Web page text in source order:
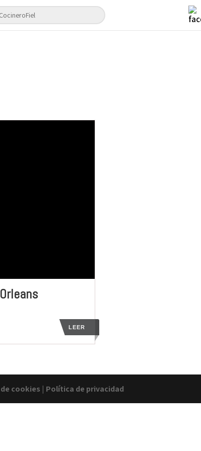
LEER
cookies | Política de privacidad